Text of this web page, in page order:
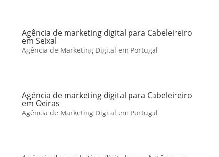
Agência de marketing digital para Cabeleireiro
em Seixal
Agência de Marketing Digital em Portugal
Agência de marketing digital para Cabeleireiro
em Oeiras
Agência de Marketing Digital em Portugal